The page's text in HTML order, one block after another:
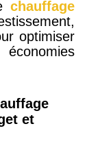
chauffage
optimiser
et